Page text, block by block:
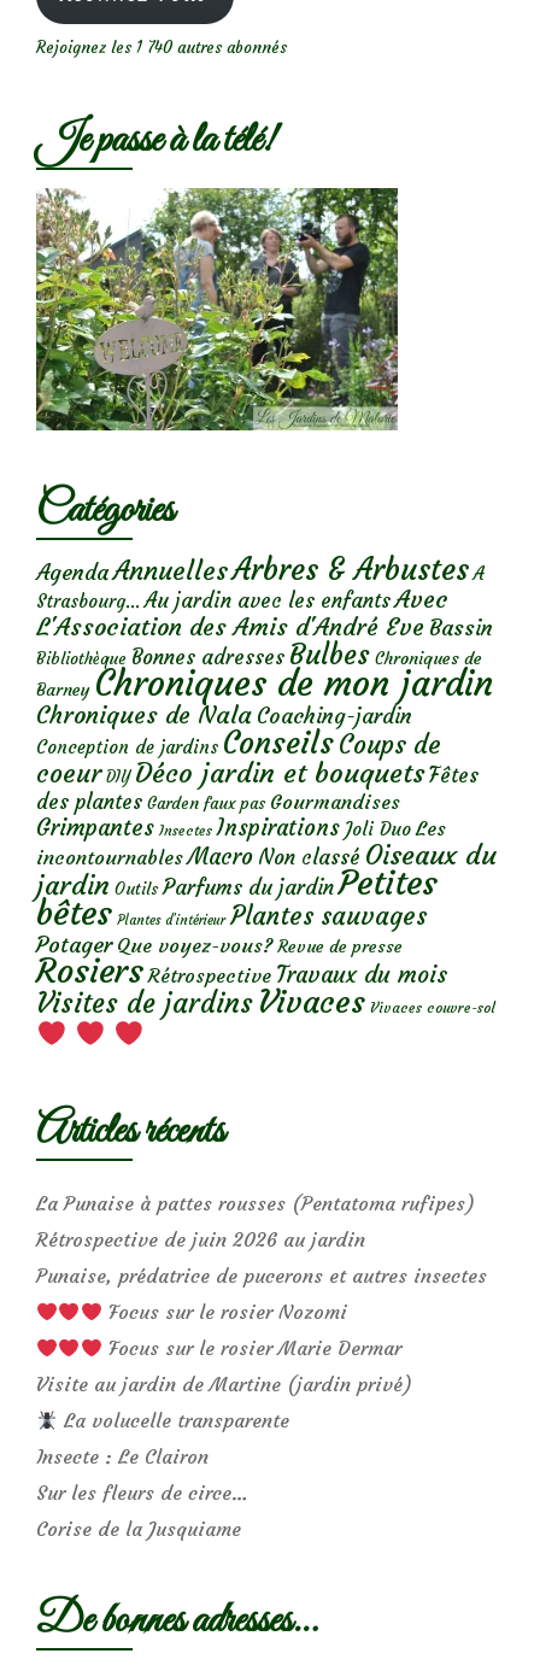
Rejoignez les 1 740 autres abonnés
Je passe à la télé!
Catégories
AgendaAnnuellesArbres & Arbustes A
Strasbourg... Au jardin avec les enfantsAvec
L'Association des Amis d'André Eve Bassin
Bibliothèque Bonnes adresses Bulbes Chroniques de
Barney Chroniques de mon jardin
Chroniques de Nala Coaching-jardin
Conception de jardins ConseilsCoups de
coeur DIY Déco jardin et bouquetsFêtes
des plantes Garden faux pas Gourmandises
Grimpantes Insectes Inspirations Joli Duo Les
incontournables Macro Non classé Oiseaux du
jardin Outils Parfums du jardinPetites
bêtes Plantes d’intérieur Plantes sauvages
Potager Que voyez-vous? Revue de presse
Rosiers Rétrospective Travaux du mois
Visites de jardins Vivaces Vivaces couvre-sol
Articles récents
La Punaise à pattes rousses (Pentatoma rufipes)
Rétrospective de juin 2026 au jardin
Punaise, prédatrice de pucerons et autres insectes
Focus sur le rosier Nozomi
Focus sur le rosier Marie Dermar
Visite au jardin de Martine (jardin privé)
La volucelle transparente
Insecte : Le Clairon
Sur les fleurs de circe…
Corise de la Jusquiame
De bonnes adresses…